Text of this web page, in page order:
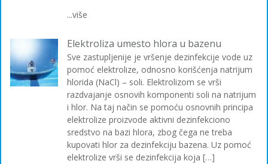
...više
Elektroliza umesto hlora u bazenu
Sve zastupljenije je vršenje dezinfekcije vode uz
pomoć elektrolize, odnosno korišćenja natrijum
hlorida (NaCl) – soli. Elektrolizom se vrši
razdvajanje osnovih komponenti soli na natrijum
i hlor. Na taj način se pomoću osnovnih principa
elektrolize proizvode aktivni dezinfekciono
sredstvo na bazi hlora, zbog čega ne treba
kupovati hlor za dezinfekciju bazena. Uz pomoć
elektrolize vrši se dezinfekcija koja […]